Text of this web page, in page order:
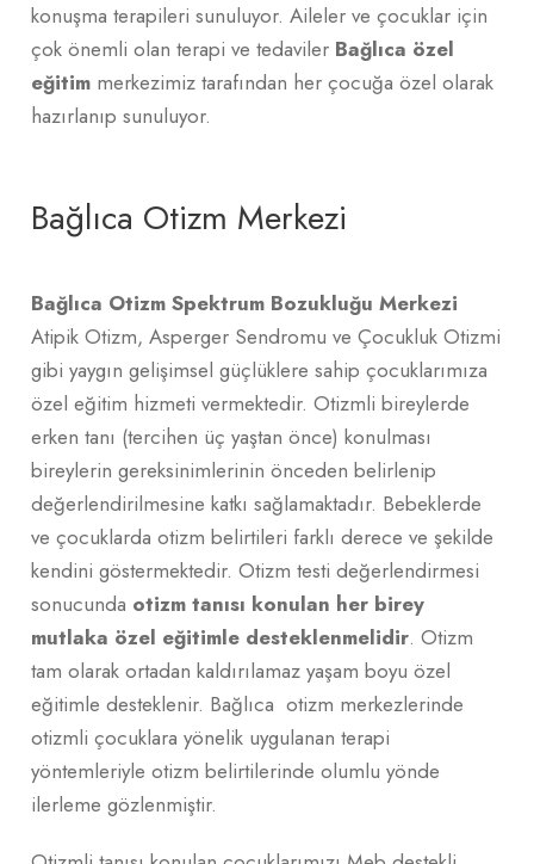
konuşma terapileri sunuluyor. Aileler ve çocuklar için
çok önemli olan terapi ve tedaviler Bağlıca özel
eğitim merkezimiz tarafından her çocuğa özel olarak
hazırlanıp sunuluyor.
Bağlıca Otizm Merkezi
Bağlıca Otizm Spektrum Bozukluğu Merkezi
Atipik Otizm, Asperger Sendromu ve Çocukluk Otizmi
gibi yaygın gelişimsel güçlüklere sahip çocuklarımıza
özel eğitim hizmeti vermektedir. Otizmli bireylerde
erken tanı (tercihen üç yaştan önce) konulması
bireylerin gereksinimlerinin önceden belirlenip
değerlendirilmesine katkı sağlamaktadır. Bebeklerde
ve çocuklarda otizm belirtileri farklı derece ve şekilde
kendini göstermektedir. Otizm testi değerlendirmesi
sonucunda otizm tanısı konulan her birey
mutlaka özel eğitimle desteklenmelidir. Otizm
tam olarak ortadan kaldırılamaz yaşam boyu özel
eğitimle desteklenir. Bağlıca otizm merkezlerinde
otizmli çocuklara yönelik uygulanan terapi
yöntemleriyle otizm belirtilerinde olumlu yönde
ilerleme gözlenmiştir.